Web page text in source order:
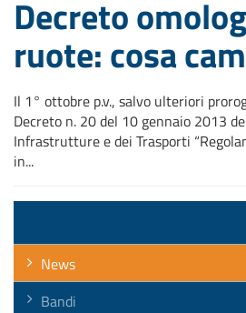
Decreto
ruote: cosa
Il 1° ottobre p.v., salvo ulteriori
Decreto n. 20 del 10 gennaio 2013
Infrastrutture e dei Trasporti
in...
News
Bandi